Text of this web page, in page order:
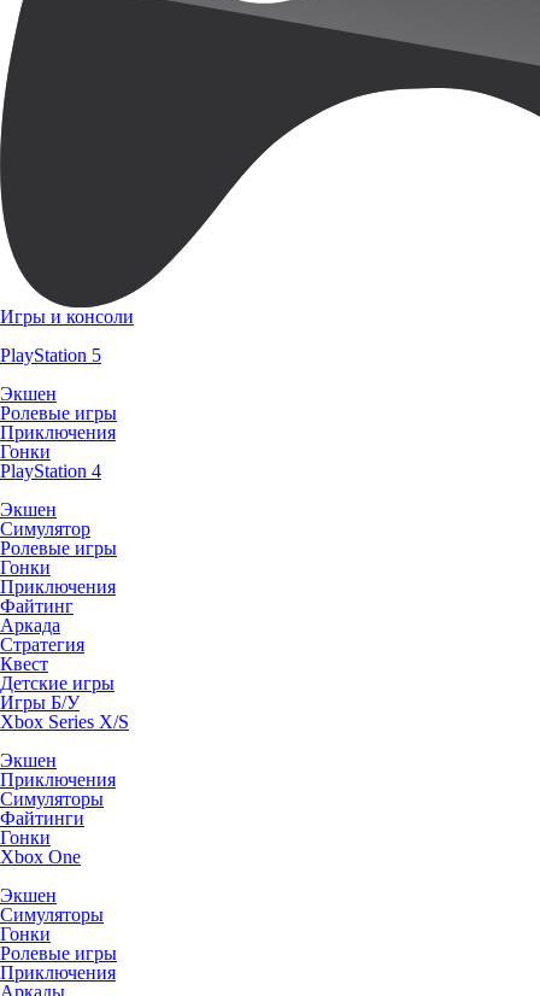
Игры и консоли
PlayStation 5
Экшен
Ролевые игры
Приключения
Гонки
PlayStation 4
Экшен
Симулятор
Ролевые игры
Гонки
Приключения
Файтинг
Аркада
Стратегия
Квест
Детские игры
Игры Б/У
Xbox Series X/S
Экшен
Приключения
Симуляторы
Файтинги
Гонки
Xbox One
Экшен
Симуляторы
Гонки
Ролевые игры
Приключения
Аркады